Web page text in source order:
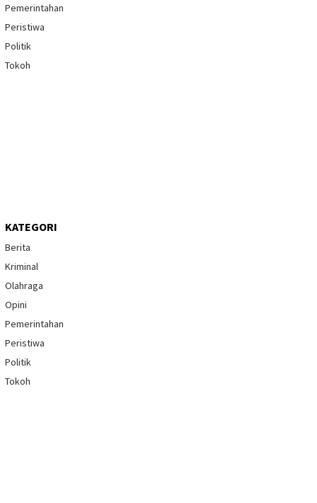
Pemerintahan
Peristiwa
Politik
Tokoh
KATEGORI
Berita
Kriminal
Olahraga
Opini
Pemerintahan
Peristiwa
Politik
Tokoh